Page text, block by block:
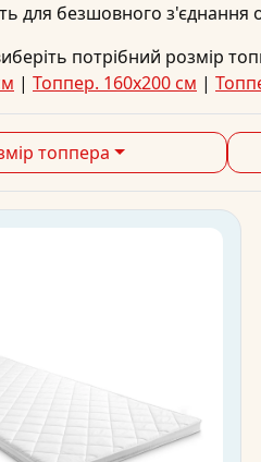
для безшовного
потрібний розмір
| Топпер. 160x200 см |
топпера